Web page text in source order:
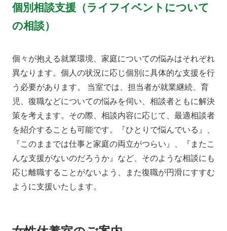
個別相談支援（ライフイベントについて
の相談）
個々が抱える就業環境、家庭についての悩みはそれぞれ
異なります。個人の状況に応じ個別に具体的な支援を行
う必要があります。 当室では、担当者が就業継続、育
児、復職などについての悩みを伺い、相談者ともに解決
策を考えます。その際、相談内容に応じて、最適相談者
を紹介することも可能です。『ひとりで悩んでいる』、
『このままでは仕事と家庭の両立がつらい』、『またこ
んな支援がないのだろうか』など、そのような相談にも
応じ離職することがないよう、また復職が円滑にすすむ
ように支援いたします。